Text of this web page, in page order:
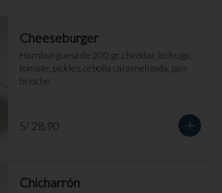
Cheeseburger
Hamburguesa de 200 gr, cheddar, lechuga,
tomate, pickles, cebolla caramelizada, pan
brioche.
S/ 28.90
Chicharrón